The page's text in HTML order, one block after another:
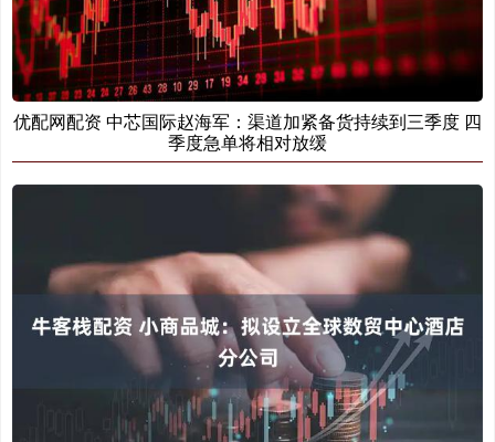
优配网配资 中芯国际赵海军：渠道加紧备货持续到三季度 四
季度急单将相对放缓